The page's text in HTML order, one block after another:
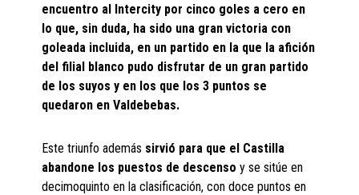
encuentro al Intercity por cinco goles a cero en
lo que, sin duda, ha sido una gran victoria con
goleada incluida, en un partido en la que la afición
del filial blanco pudo disfrutar de un gran partido
de los suyos y en los que los 3 puntos se
quedaron en Valdebebas.
Este triunfo además sirvió para que el Castilla
abandone los puestos de descenso y se sitúe en
decimoquinto en la clasificación, con doce puntos en